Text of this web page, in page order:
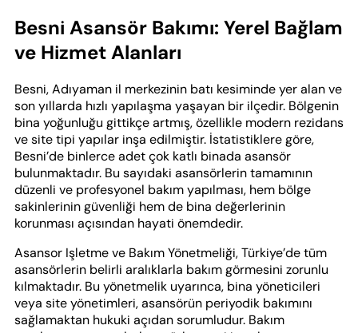
Besni Asansör Bakımı: Yerel Bağlam
ve Hizmet Alanları
Besni, Adıyaman il merkezinin batı kesiminde yer alan ve
son yıllarda hızlı yapılaşma yaşayan bir ilçedir. Bölgenin
bina yoğunluğu gittikçe artmış, özellikle modern rezidans
ve site tipi yapılar inşa edilmiştir. İstatistiklere göre,
Besni’de binlerce adet çok katlı binada asansör
bulunmaktadır. Bu sayıdaki asansörlerin tamamının
düzenli ve profesyonel bakım yapılması, hem bölge
sakinlerinin güvenliği hem de bina değerlerinin
korunması açısından hayati önemdedir.
Asansor Işletme ve Bakım Yönetmeliği, Türkiye’de tüm
asansörlerin belirli aralıklarla bakım görmesini zorunlu
kılmaktadır. Bu yönetmelik uyarınca, bina yöneticileri
veya site yönetimleri, asansörün periyodik bakımını
sağlamaktan hukuki açıdan sorumludur. Bakım